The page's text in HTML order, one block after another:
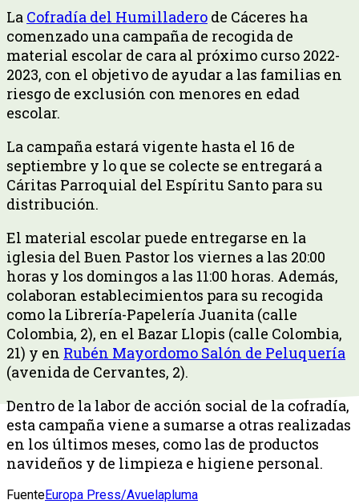
La Cofradía del Humilladero de Cáceres ha
comenzado una campaña de recogida de
material escolar de cara al próximo curso 2022-
2023, con el objetivo de ayudar a las familias en
riesgo de exclusión con menores en edad
escolar.
La campaña estará vigente hasta el 16 de
septiembre y lo que se colecte se entregará a
Cáritas Parroquial del Espíritu Santo para su
distribución.
El material escolar puede entregarse en la
iglesia del Buen Pastor los viernes a las 20:00
horas y los domingos a las 11:00 horas. Además,
colaboran establecimientos para su recogida
como la Librería-Papelería Juanita (calle
Colombia, 2), en el Bazar Llopis (calle Colombia,
21) y en Rubén Mayordomo Salón de Peluquería
(avenida de Cervantes, 2).
Dentro de la labor de acción social de la cofradía,
esta campaña viene a sumarse a otras realizadas
en los últimos meses, como las de productos
navideños y de limpieza e higiene personal.
FuenteEuropa Press/Avuelapluma